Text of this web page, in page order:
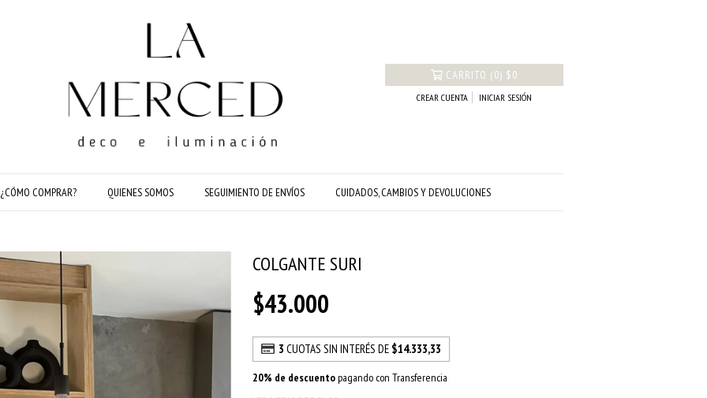
CARRITO (0) $0
CREAR CUENTA INICIAR SESIÓN
¿CÓMO COMPRAR? QUIENES SOMOS SEGUIMIENTO DE ENVÍOS CUIDADOS, CAMBIOS Y DEVOLUCIONES
COLGANTE SURI
$43.000
3 CUOTAS SIN INTERÉS DE $14.333,33
20% de descuentopagando con Transferencia